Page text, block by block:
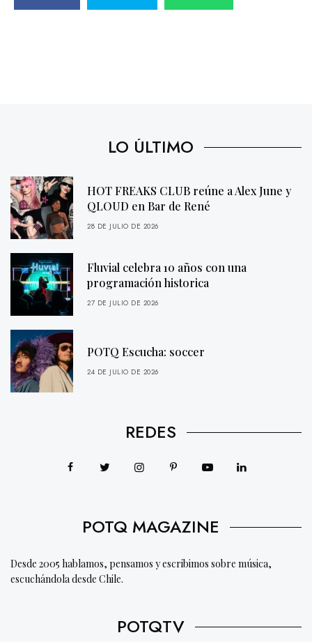
LO ÚLTIMO
HOT FREAKS CLUB reúne a Alex June y
QLOUD en Bar de René
28 DE JULIO DE 2026
Fluvial celebra 10 años con una
programación historica
27 DE JULIO DE 2026
POTQ Escucha: soccer
24 DE JULIO DE 2026
REDES
POTQ MAGAZINE
Desde 2005 hablamos, pensamos y escribimos sobre música,
escuchándola desde Chile.
POTQTV